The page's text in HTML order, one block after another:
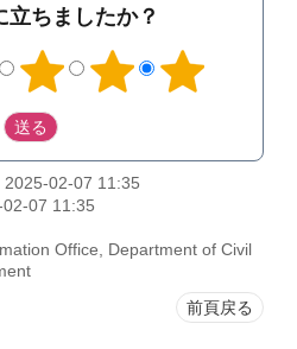
立ちましたか？
2025-02-07 11:35
07 11:35
Office, Department of Civil
前頁戻る